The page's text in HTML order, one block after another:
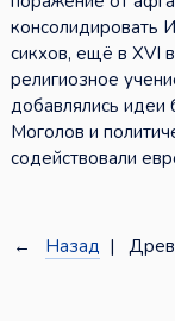
консолидировать
сикхов, ещё в XVI
религиозное
добавлялись идеи
Моголов и
содействовали
← Назад |